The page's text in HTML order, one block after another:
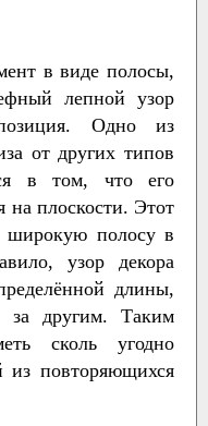
в виде полосы,
лепной узор
Одно из
от других типов
в том, что его
на плоскости. Этот
широкую полосу в
узор декора
длины,
за другим. Таким
сколь угодно
из повторяющихся